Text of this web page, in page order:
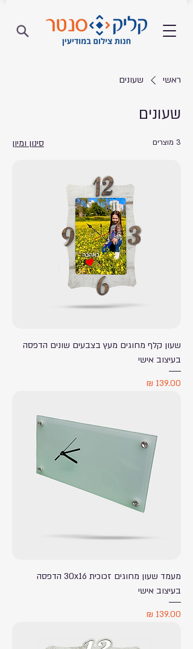
ראשי שעונים
שעונים
3 מוצרים סינון ומיון
שעון קלף מחוגים מעץ בצבעים שונים הדפסה
בעיצוב אישי
מחיר
מעמד שעון מחוגים זכוכית 30x16 הדפסה
בעיצוב אישי
מחיר